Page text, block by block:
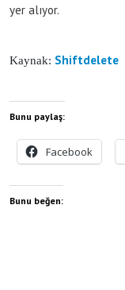
yer alıyor.
Kaynak: Shiftdelete
Bunu paylaş:
Facebook
Bunu beğen: